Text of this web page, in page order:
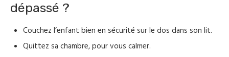
dépassé ?
Couchez l’enfant bien en sécurité sur le dos dans son lit.
Quittez sa chambre, pour vous calmer.